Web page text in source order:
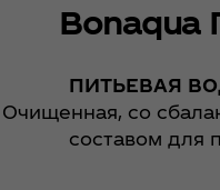
Bonaqua
ПИТЬЕВАЯ
Очищенная, со
составом для